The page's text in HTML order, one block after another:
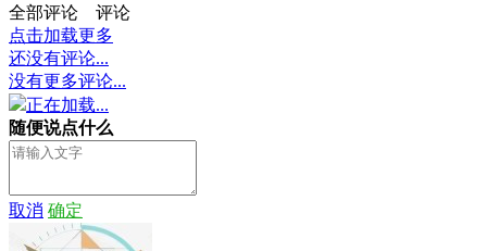
全部评论
评论
点击加载更多
还没有评论...
没有更多评论...
正在加载...
随便说点什么
取消 确定